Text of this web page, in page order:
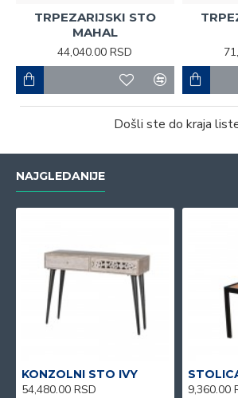
TRPEZARIJSKI STO
MAHAL
44,040.00 RSD
Došli ste do kraja
NAJGLEDANIJE
KONZOLNI STO IVY
54,480.00 RSD 9,360.00